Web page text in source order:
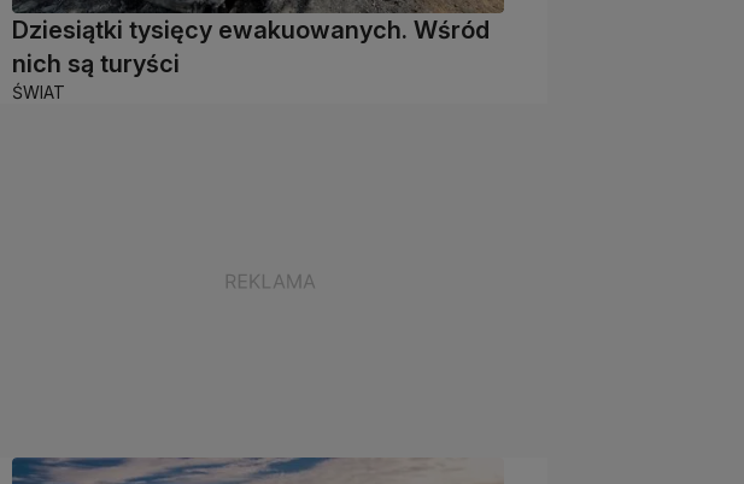
Dziesiątki tysięcy ewakuowanych. Wśród
nich są turyści
ŚWIAT